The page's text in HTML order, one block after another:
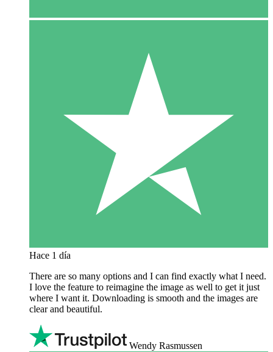
Hace 1 día
There are so many options and I can find exactly what I need.
I love the feature to reimagine the image as well to get it just
where I want it. Downloading is smooth and the images are
clear and beautiful.
Wendy Rasmussen